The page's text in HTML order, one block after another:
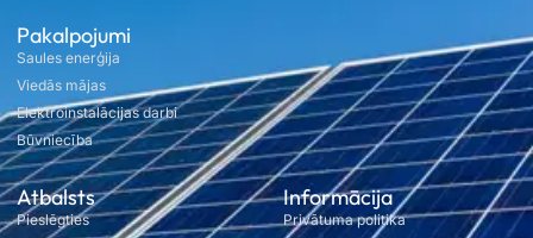
Pakalpojumi
Saules enerģija
Viedās mājas
Elektroinstalācijas darbi
Būvniecība
Atbalsts
Pieslēgties
Informācija
Privātuma politika